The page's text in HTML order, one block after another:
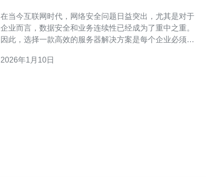
在当今互联网时代，网络安全问题日益突出，尤其是对于
企业而言，数据安全和业务连续性已经成为了重中之重。
因此，选择一款高效的服务器解决方案是每个企业必须认
越的网络环境，逐渐成为了众多企业的首选。本文将深入
2026年1月10日